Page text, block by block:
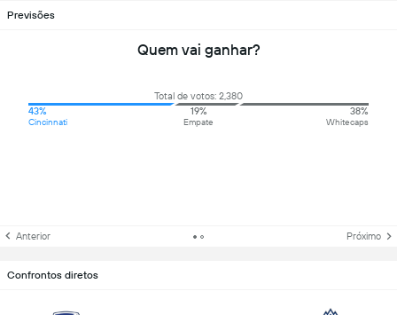
Previsões
Quem vai ganhar?
Total de votos: 2,380
43%
Cincinnati
19%
Empate
38%
Whitecaps
Anterior Próximo
Confrontos diretos